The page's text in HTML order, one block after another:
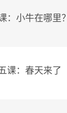
：小牛在哪里？
课：春天来了